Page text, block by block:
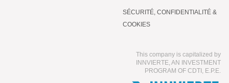
SÉCURITÉ, CONFIDENTIALITÉ &
COOKIES
This company is capitalized by
INNVIERTE, AN INVESTMENT
PROGRAM OF CDTI, E.P.E.